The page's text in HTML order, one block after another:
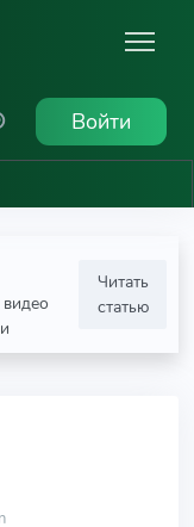
Войти
Читать
статью